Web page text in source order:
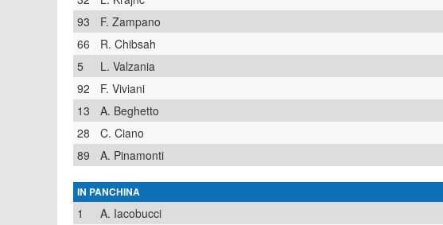
93
F. Zampano
66
R. Chibsah
5
L. Valzania
92 F. Viviani
13
A. Beghetto
28
C. Ciano
89 A. Pinamonti
IN PANCHINA
1
A. Iacobucci